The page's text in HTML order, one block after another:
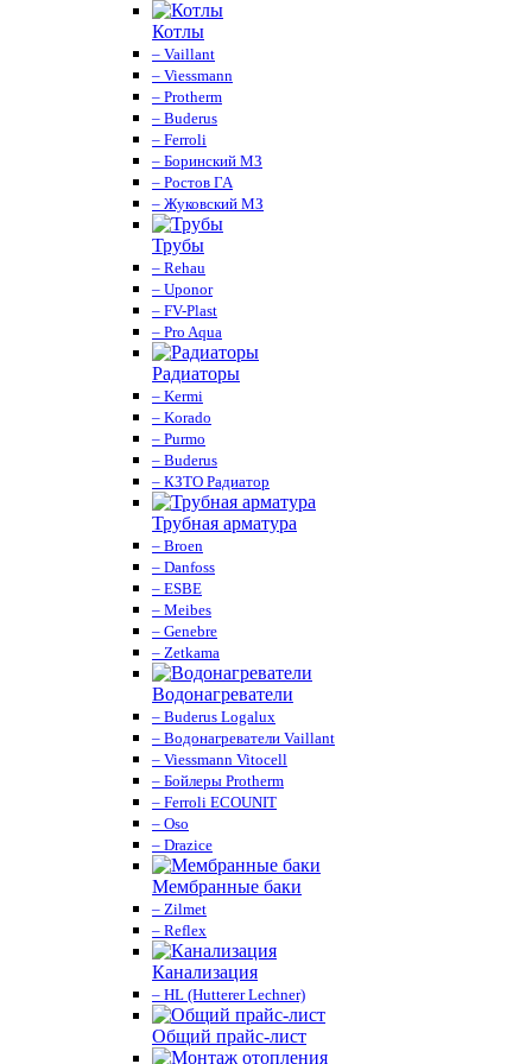
Котлы
– Vaillant
– Viessmann
– Protherm
– Buderus
– Ferroli
– Боринский МЗ
– Ростов ГА
– Жуковский МЗ
Трубы
– Rehau
– Uponor
– FV-Plast
– Pro Aqua
Радиаторы
– Kermi
– Korado
– Purmo
– Buderus
– КЗТО Радиатор
Трубная арматура
– Broen
– Danfoss
– ESBE
– Meibes
– Genebre
– Zetkama
Водонагреватели
– Buderus Logalux
– Водонагреватели Vaillant
– Viessmann Vitocell
– Бойлеры Protherm
– Ferroli ECOUNIT
– Oso
– Drazice
Мембранные баки
– Zilmet
– Reflex
Канализация
– HL (Hutterer Lechner)
Общий прайс-лист